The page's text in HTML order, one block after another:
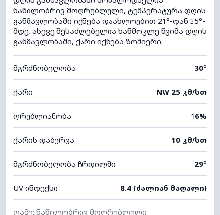
ნაწილობრივ მოღრუბლული, ტემპერატურა დღის
განმავლობაში იქნება დაახლოებით 21°-დან 35°-
მდე, ასევე შესაძლებელია ხანმოკლე წვიმა დღის
განმავლობაში, ქარი იქნება ზომიერი.
მგრძნობელობა 30°
ქარი NW 25 კმ/სთ
ღრუბლიანობა 16%
ქარის დაბერვა 10 კმ/სთ
მგრძნობელობა ჩრდილში 29°
UV ინდექსი 8.4 (ძალიან მაღალი)
ღამე: ნაწილობრივ მოღრუბლული